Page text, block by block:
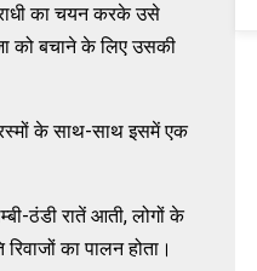
का चयन करके उसे
को बचाने के लिए उसकी
रस्मों के साथ-साथ इसमें एक
ठंडी रातें आती, लोगों के
का पालन होता।